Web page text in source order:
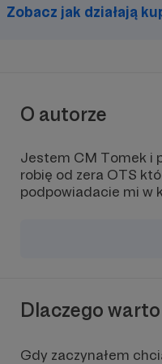
Zobacz jak działają
O autorze
Jestem CM Tomek i
robię od zera OTS
podpowiadacie mi w
Dlaczego
Gdy zaczynałem